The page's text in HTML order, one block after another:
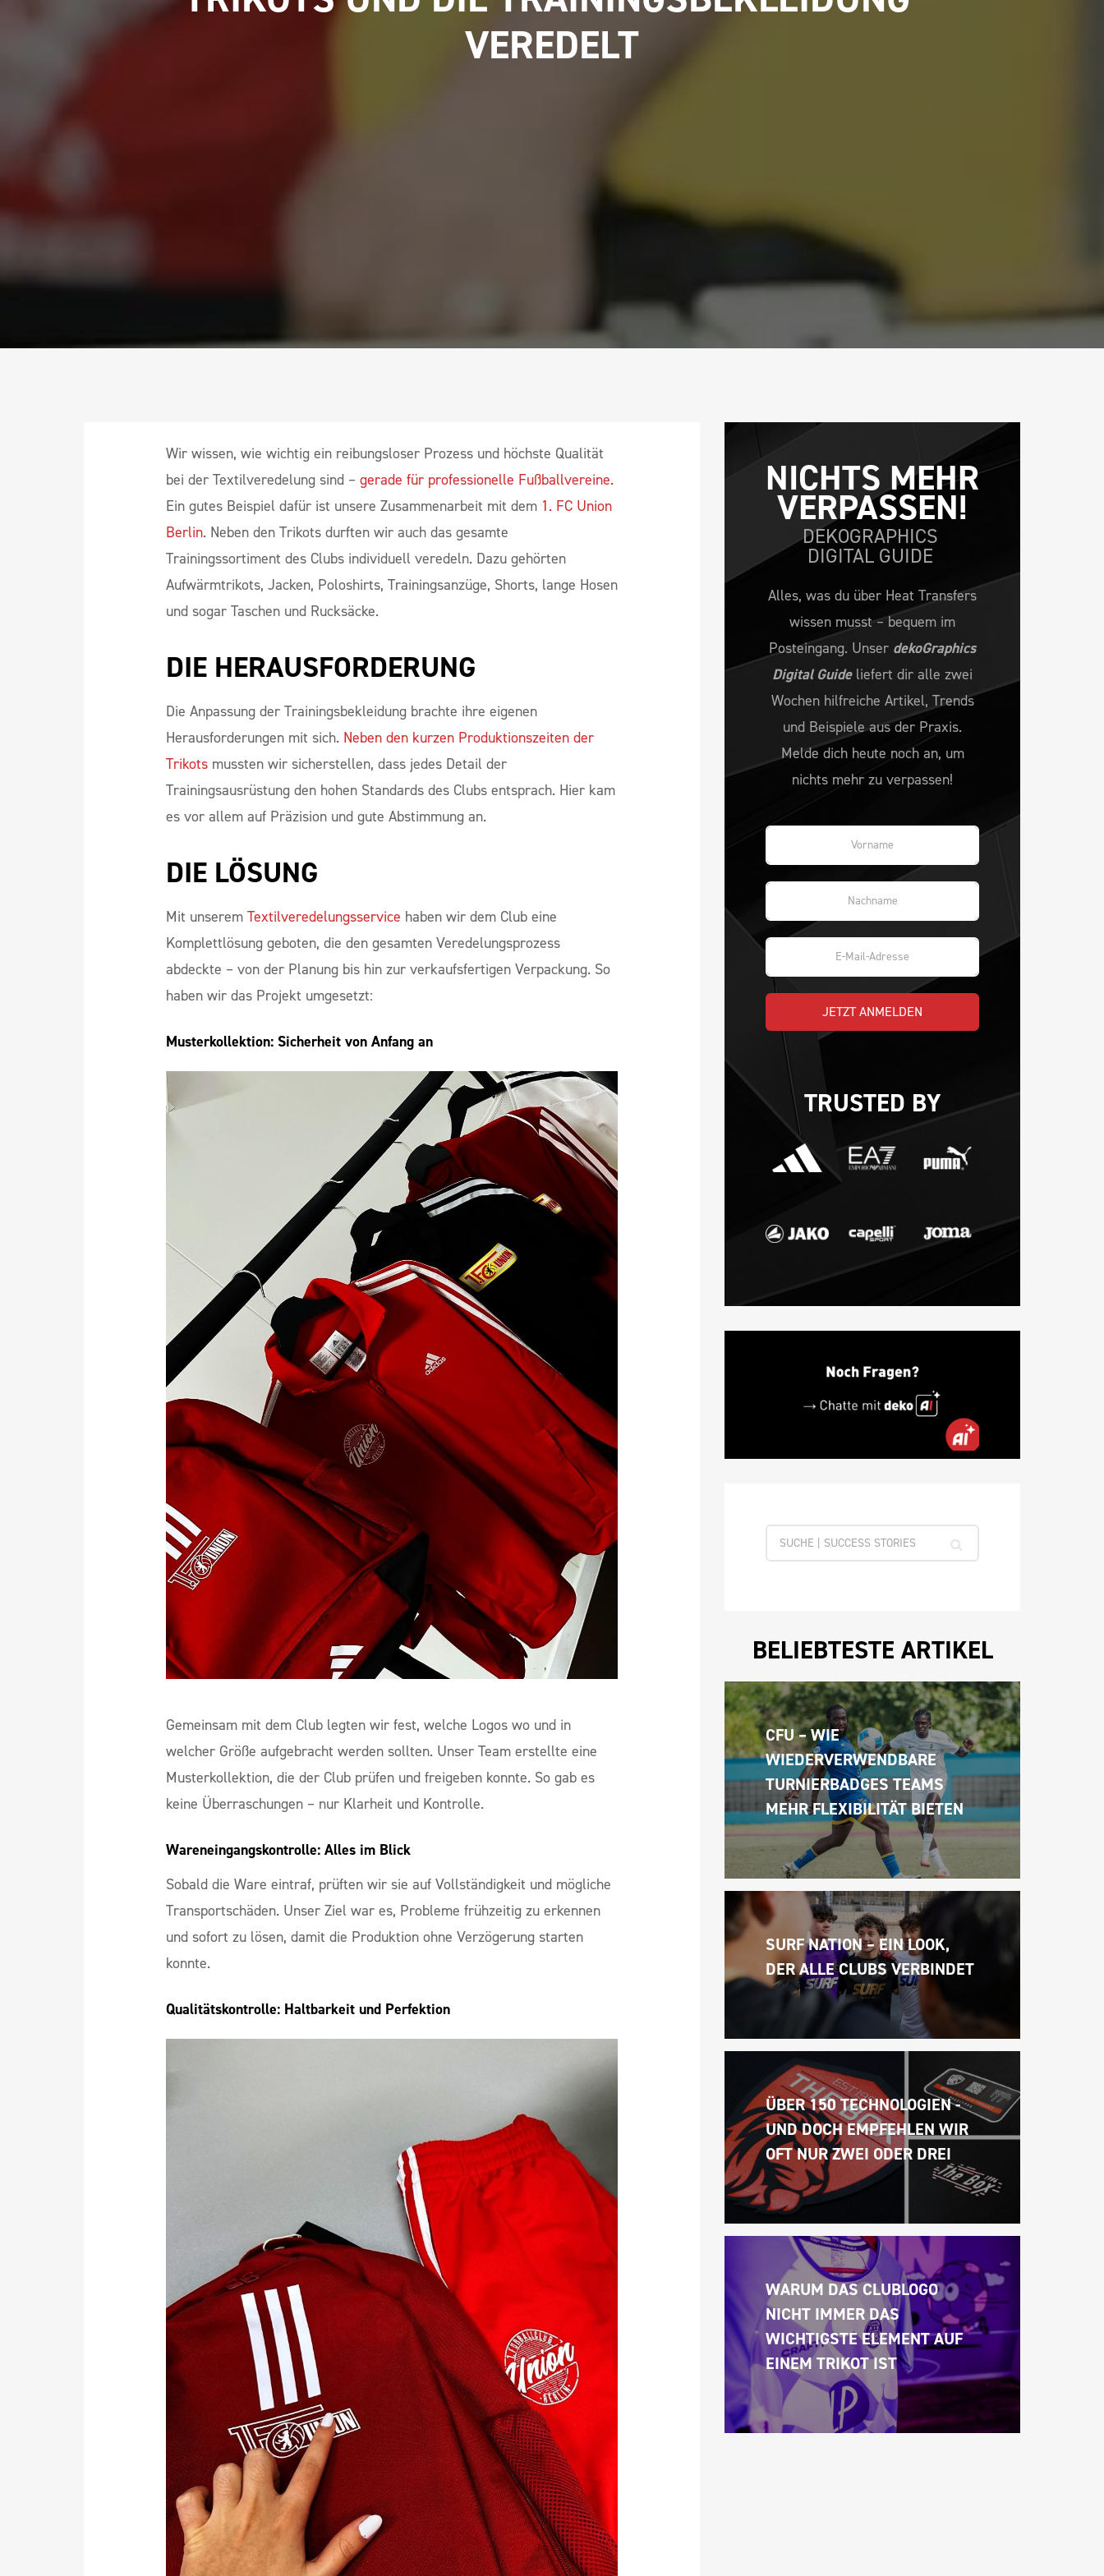
VEREDELT
Wir wissen, wie wichtig ein reibungsloser Prozess und höchste Qualität
bei der Textilveredelung sind – gerade für professionelle Fußballvereine.
Ein gutes Beispiel dafür ist unsere Zusammenarbeit mit dem 1. FC Union
Berlin. Neben den Trikots durften wir auch das gesamte
Trainingssortiment des Clubs individuell veredeln. Dazu gehörten
Aufwärmtrikots, Jacken, Poloshirts, Trainingsanzüge, Shorts, lange Hosen
und sogar Taschen und Rucksäcke.
DIE HERAUSFORDERUNG
Die Anpassung der Trainingsbekleidung brachte ihre eigenen
Herausforderungen mit sich. Neben den kurzen Produktionszeiten der
Trikots mussten wir sicherstellen, dass jedes Detail der
Trainingsausrüstung den hohen Standards des Clubs entsprach. Hier kam
es vor allem auf Präzision und gute Abstimmung an.
DIE LÖSUNG
Mit unserem Textilveredelungsservice haben wir dem Club eine
Komplettlösung geboten, die den gesamten Veredelungsprozess
abdeckte – von der Planung bis hin zur verkaufsfertigen Verpackung. So
haben wir das Projekt umgesetzt:
Musterkollektion: Sicherheit von Anfang an
Gemeinsam mit dem Club legten wir fest, welche Logos wo und in
welcher Größe aufgebracht werden sollten. Unser Team erstellte eine
Musterkollektion, die der Club prüfen und freigeben konnte. So gab es
keine Überraschungen – nur Klarheit und Kontrolle.
Wareneingangskontrolle: Alles im Blick
Sobald die Ware eintraf, prüften wir sie auf Vollständigkeit und mögliche
Transportschäden. Unser Ziel war es, Probleme frühzeitig zu erkennen
und sofort zu lösen, damit die Produktion ohne Verzögerung starten
konnte.
Qualitätskontrolle: Haltbarkeit und Perfektion
NICHTS MEHR
VERPASSEN!
DEKOGRAPHICS
DIGITAL GUIDE
Alles, was du über Heat Transfers
wissen musst – bequem im
Posteingang. Unser dekoGraphics
Digital Guideliefert dir alle zwei
Wochen hilfreiche Artikel, Trends
und Beispiele aus der Praxis.
Melde dich heute noch an, um
nichts mehr zu verpassen!
JETZT ANMELDEN
TRUSTED BY
BELIEBTESTE ARTIKEL
CFU – WIE
WIEDERVERWENDBARE
TURNIERBADGES TEAMS
MEHR FLEXIBILITÄT BIETEN
SURF NATION – EIN LOOK,
DER ALLE CLUBS VERBINDET
ÜBER 150 TECHNOLOGIEN -
UND DOCH EMPFEHLEN WIR
OFT NUR ZWEI ODER DREI
WARUM DAS CLUBLOGO
NICHT IMMER DAS
WICHTIGSTE ELEMENT AUF
EINEM TRIKOT IST